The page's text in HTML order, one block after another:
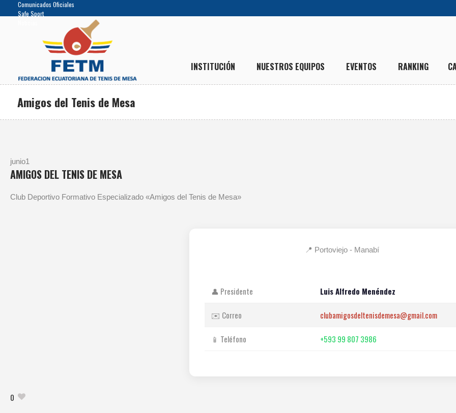
Comunicados Oficiales
Safe Sport
INSTITUCIÓN NUESTROS EQUIPOS EVENTOS RANKING
Amigos del Tenis de Mesa
junio1
AMIGOS DEL TENIS DE MESA
Club Deportivo Formativo Especializado «Amigos del Tenis de Mesa»
📍 Portoviejo - Manabí
👤 Presidente Luis Alfredo Menéndez
✉️ Correo clubamigosdeltenisdemesa@gmail.com
📱 Teléfono +593 99 807 3986
0